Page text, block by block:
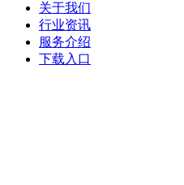
关于我们
行业资讯
服务介绍
下载入口